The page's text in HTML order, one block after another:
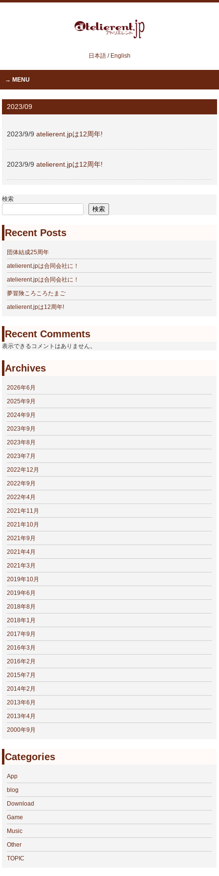
日本語 / English
MENU
2023/09
2023/9/9 atelierent.jpは12周年!
2023/9/9 atelierent.jpは12周年!
検索
検索
Recent Posts
団体結成25周年
atelierent.jpは合同会社に！
atelierent.jpは合同会社に！
夢冒険ころころたまご
atelierent.jpは12周年!
Recent Comments
表示できるコメントはありません。
Archives
2026年6月
2025年9月
2024年9月
2023年9月
2023年8月
2023年7月
2022年12月
2022年9月
2022年4月
2021年11月
2021年10月
2021年9月
2021年4月
2021年3月
2019年10月
2019年6月
2018年8月
2018年1月
2017年9月
2016年3月
2016年2月
2015年7月
2014年2月
2013年6月
2013年4月
2000年9月
Categories
App
blog
Download
Game
Music
Other
TOPIC